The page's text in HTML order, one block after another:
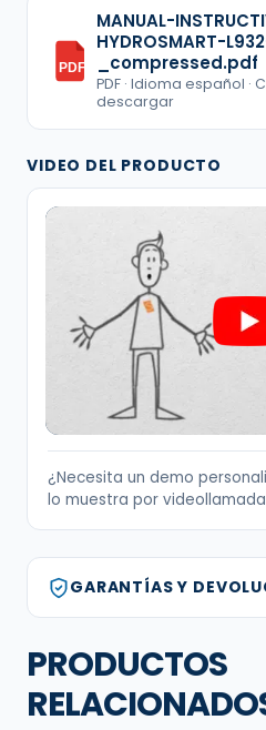
PDF
MANUAL-
HYDROSMART-
_compressed.pdf
PDF · Idioma español ·
descargar
VIDEO DEL PRODUCTO
¿Necesita un demo
lo muestra por
GARANTÍAS Y
PRODUCTOS